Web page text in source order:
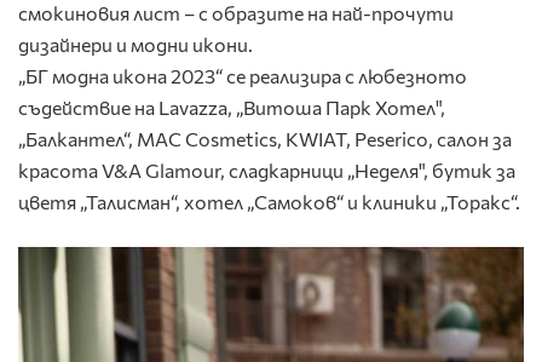
смокиновия лист – с образите на най-прочути
дизайнери и модни икони.
„БГ модна икона 2023“ се реализира с любезното
съдействие на Lavazza, „Витоша Парк Хотел",
„Балкантел“, MAC Cosmetics, KWIAT, Peserico, салон за
красота V&A Glamour, сладкарници „Неделя", бутик за
цветя „Талисман“, хотел „Самоков“ и клиники „Торакс“.